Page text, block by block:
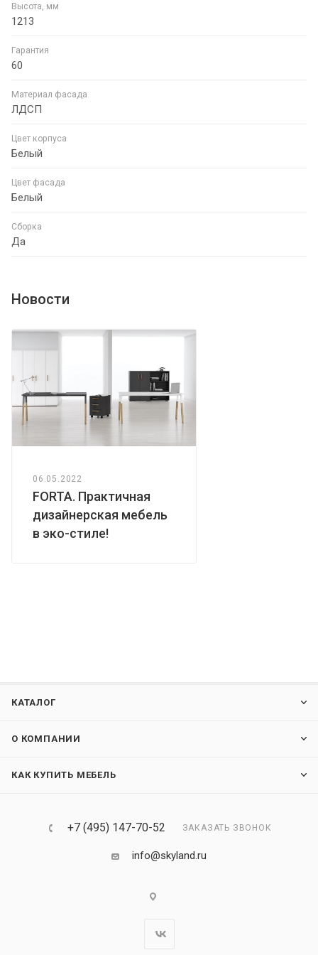
Высота, мм
1213
Гарантия
60
Материал фасада
ЛДСП
Цвет корпуса
Белый
Цвет фасада
Белый
Сборка
Да
Новости
06.05.2022
FORTA. Практичная
дизайнерская мебель
в эко-стиле!
КАТАЛОГ
О КОМПАНИИ
КАК КУПИТЬ МЕБЕЛЬ
+7 (495) 147-70-52 ЗАКАЗАТЬ ЗВОНОК
info@skyland.ru